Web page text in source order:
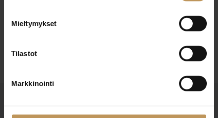
Mieltymykset
Tilastot
Markkinointi
Lue artikkeli